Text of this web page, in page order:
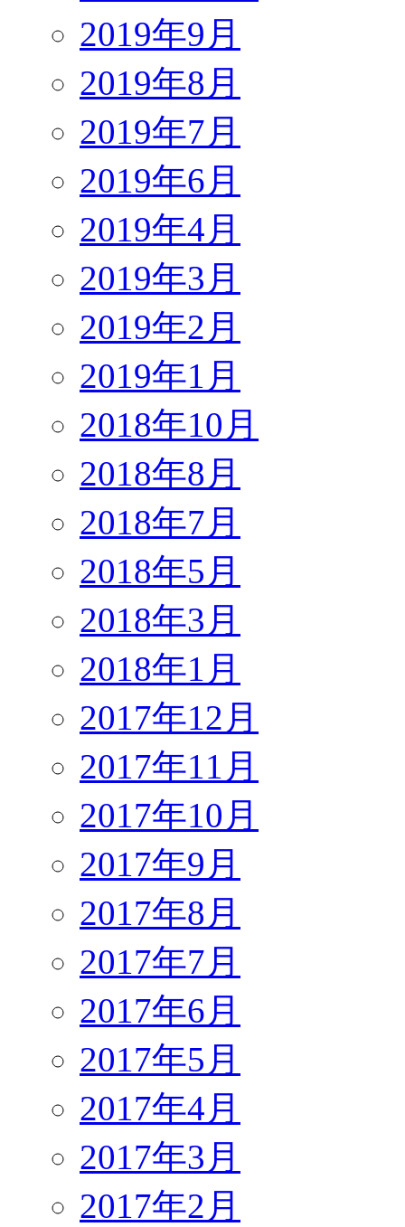
2019年9月
2019年8月
2019年7月
2019年6月
2019年4月
2019年3月
2019年2月
2019年1月
2018年10月
2018年8月
2018年7月
2018年5月
2018年3月
2018年1月
2017年12月
2017年11月
2017年10月
2017年9月
2017年8月
2017年7月
2017年6月
2017年5月
2017年4月
2017年3月
2017年2月